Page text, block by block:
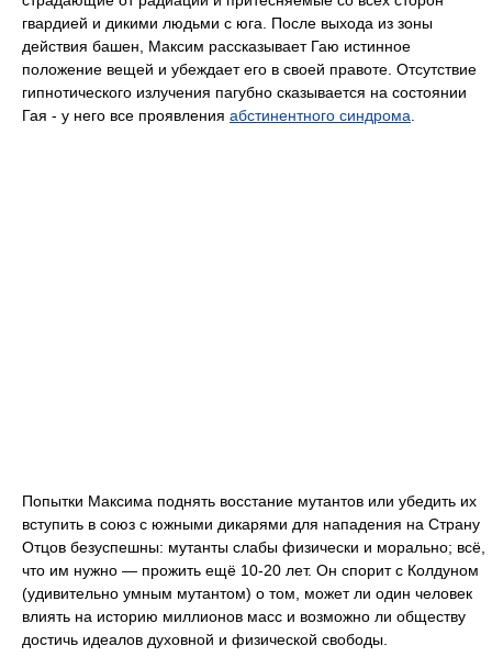
гвардией и дикими людьми с юга. После выхода из зоны
действия башен, Максим рассказывает Гаю истинное
положение вещей и убеждает его в своей правоте. Отсутствие
гипнотического излучения пагубно сказывается на состоянии
Гая - у него все проявления абстинентного синдрома
Попытки Максима поднять восстание мутантов или убедить их
вступить в союз с южными дикарями для нападения на Страну
Отцов безуспешны: мутанты слабы физически и морально; всё,
что им нужно — прожить ещё 10-20 лет. Он спорит с Колдуном
(удивительно умным мутантом) о том, может ли один человек
влиять на историю миллионов масс и возможно ли обществу
достичь идеалов духовной и физической свободы.